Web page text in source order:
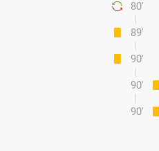
80'
89'
90'
90'
90'